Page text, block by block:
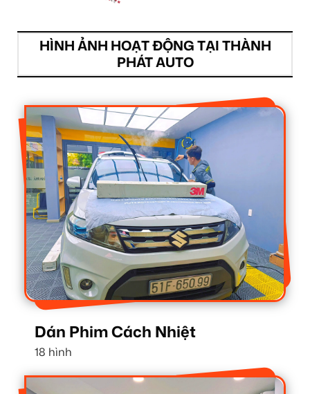
HÌNH ẢNH HOẠT ĐỘNG TẠI THÀNH
PHÁT AUTO
Dán Phim Cách Nhiệt
18 hình